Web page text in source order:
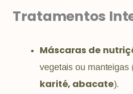
Tratamentos
Máscaras de
vegetais ou manteigas
karité, abacate).